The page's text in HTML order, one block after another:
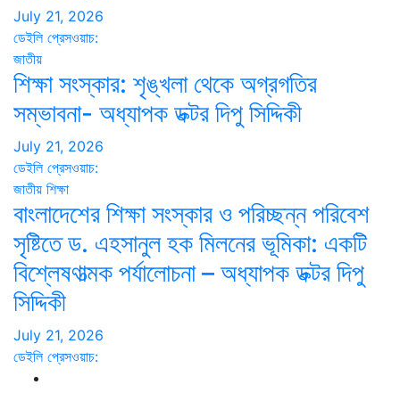
July 21, 2026
ডেইলি প্রেসওয়াচ:
জাতীয়
শিক্ষা সংস্কার: শৃঙ্খলা থেকে অগ্রগতির
সম্ভাবনা- অধ্যাপক ডক্টর দিপু সিদ্দিকী
July 21, 2026
ডেইলি প্রেসওয়াচ:
জাতীয় শিক্ষা
বাংলাদেশের শিক্ষা সংস্কার ও পরিচ্ছন্ন পরিবেশ
সৃষ্টিতে ড. এহসানুল হক মিলনের ভূমিকা: একটি
বিশ্লেষণাত্মক পর্যালোচনা – অধ্যাপক ডক্টর দিপু
সিদ্দিকী
July 21, 2026
ডেইলি প্রেসওয়াচ: